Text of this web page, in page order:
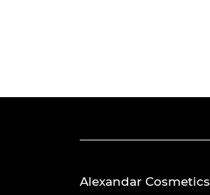
Alexandar Cosmetics